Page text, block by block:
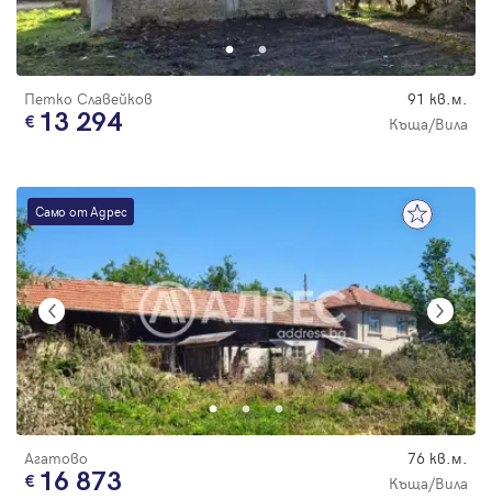
Петко Славейков 91 кв.м.
13 294 Къща/Вила
Само от Адрес
Агатово 76 кв.м.
16 873 Къща/Вила
Парола
Регистрация